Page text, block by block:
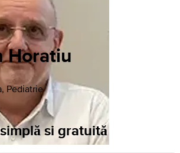
Horatiu
Pediatrie
si gratuită